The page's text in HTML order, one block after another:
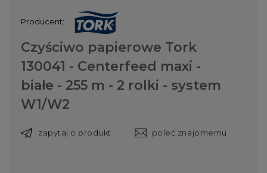
Producent:
Czyściwo papierowe Tork
130041 - Centerfeed maxi -
białe - 255 m - 2 rolki - system
W1/W2
zapytaj o produkt poleć znajomemu